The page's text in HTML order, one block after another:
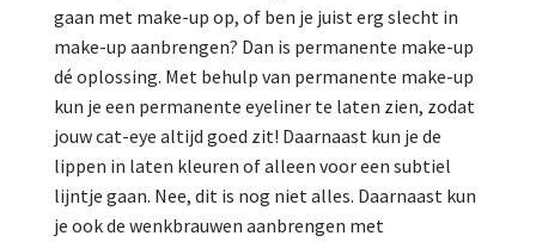
gaan met make-up op, of ben je juist erg slecht in
make-up aanbrengen? Dan is permanente make-up
dé oplossing. Met behulp van permanente make-up
kun je een permanente eyeliner te laten zien, zodat
jouw cat-eye altijd goed zit! Daarnaast kun je de
lippen in laten kleuren of alleen voor een subtiel
lijntje gaan. Nee, dit is nog niet alles. Daarnaast kun
je ook de wenkbrauwen aanbrengen met